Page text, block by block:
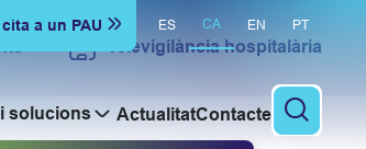
a un PAU ES CA EN PT
solucions ActualitatContacte
Cercar
Televigilància hospitalària